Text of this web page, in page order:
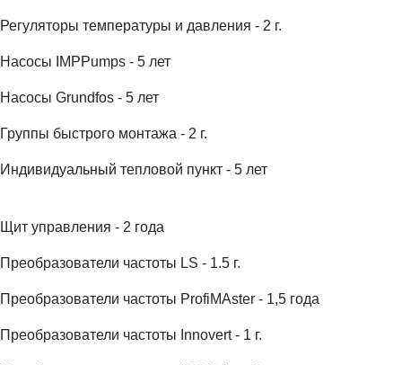
Регуляторы температуры и давления - 2 г.
Насосы IMPPumps - 5 лет
Насосы Grundfos - 5 лет
Группы быстрого монтажа - 2 г.
Индивидуальный тепловой пункт - 5 лет
Щит управления - 2 года
Преобразователи частоты LS - 1.5 г.
Преобразователи частоты ProfiMAster - 1,5 года
Преобразователи частоты Innovert - 1 г.